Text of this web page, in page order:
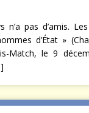
n’a pas d’amis.
d’État »
Match, le 9